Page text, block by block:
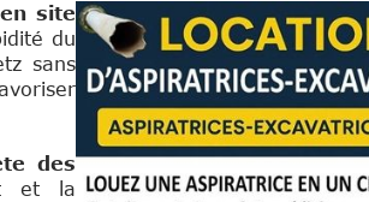
site
du
sans
des
et la